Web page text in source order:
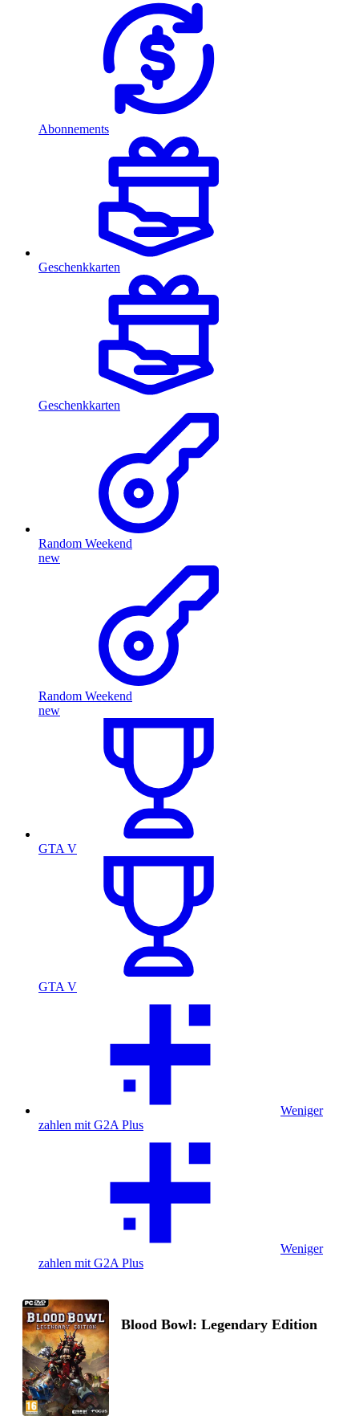
Abonnements
Geschenkkarten
Geschenkkarten
Random Weekend
new
Random Weekend
new
GTA V
GTA V
Weniger
zahlen mit G2A Plus
Weniger
zahlen mit G2A Plus
Blood Bowl: Legendary Edition